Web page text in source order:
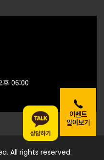
이벤트
알아보기
후 06:00
All rights reserved.